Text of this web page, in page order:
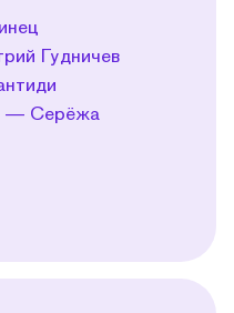
Гудничев
— Серёжа